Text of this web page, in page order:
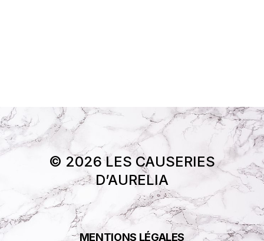
© 2026 LES CAUSERIES
D’AURELIA
MENTIONS LÉGALES